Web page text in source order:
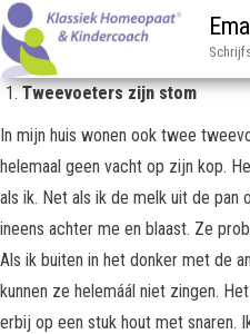
Tweevoeters zijn stom
In mijn huis wonen ook twee
helemaal geen vacht op zijn kop.
als ik. Net als ik de melk uit de pan
ineens achter me en blaast. Ze
Als ik buiten in het donker met de
kunnen ze helemáál niet zingen.
erbij op een stuk hout met snaren.